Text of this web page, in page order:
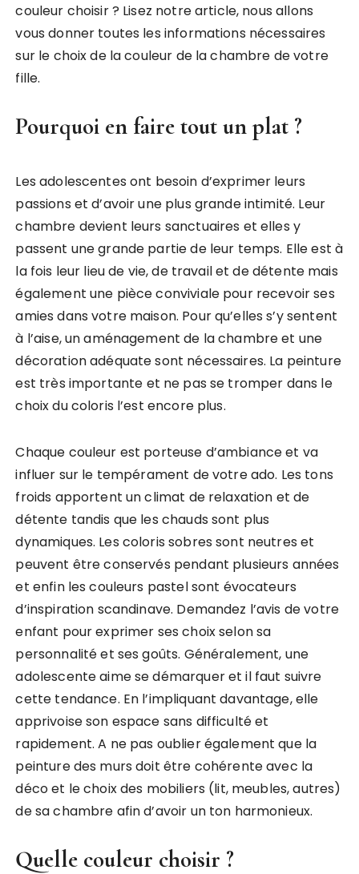
couleur choisir ? Lisez notre article, nous allons
vous donner toutes les informations nécessaires
sur le choix de la couleur de la chambre de votre
fille.
Pourquoi en faire tout un plat ?
Les adolescentes ont besoin d’exprimer leurs
passions et d’avoirune plus grande intimité. Leur
chambre devient leurs sanctuaires et elles y
passent une grande partie de leur temps. Elle est à
la fois leur lieu de vie,de travail et de détente mais
également une pièce conviviale pour recevoir ses
amies dans votre maison. Pour qu’elles s’y sentent
à l’aise, un aménagement de la chambre et une
décoration adéquate sont nécessaires. La peinture
est très importante et ne pas se tromper dans le
choix du coloris l’est encore plus.
Chaque couleur est porteuse d’ambiance et va
influer sur le tempérament devotre ado. Les tons
froids apportent un climat de relaxation et de
détente tandis que les chauds sont plus
dynamiques. Les coloris sobres sont neutres et
peuvent être conservés pendant plusieurs années
et enfin les couleurs pastel sont évocateurs
d’inspiration scandinave. Demandez l’avis de votre
enfant pourexprimer ses choix selon sa
personnalité et ses goûts. Généralement, une
adolescente aime se démarquer et il faut suivre
cette tendance. En l’impliquantdavantage, elle
apprivoise son espace sans difficulté et
rapidement. A ne pas oublierégalement que la
peinture des murs doit être cohérente avec la
déco et le choixdes mobiliers (lit, meubles, autres)
de sa chambre afin d’avoir un ton harmonieux.
Quelle couleur choisir ?